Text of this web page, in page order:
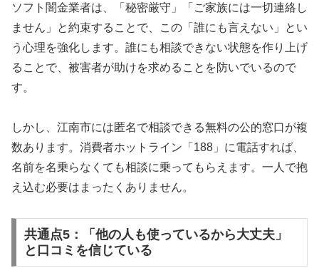
ソフト闇金業者は、「秘密厳守」「ご家族には一切連絡し
ません」と約束することで、この「誰にも言えない」とい
う心理を強化します。誰にも相談できない状態を作り上げ
ることで、被害者が助けを求めることを防いでいるので
す。
しかし、江南市には匿名で相談できる無料の公的窓口が複
数あります。消費者ホットライン「188」に電話すれば、
名前を名乗らなくても相談に乗ってもらえます。一人で抱
え込む必要はまったくありません。
共通点5：「他の人も使っているから大丈夫」
と口コミを信じている